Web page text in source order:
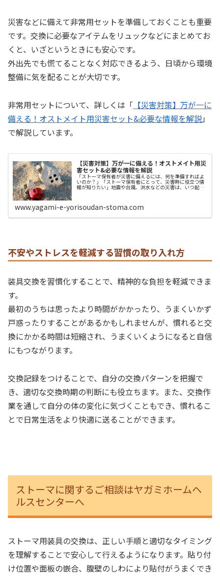
災害などに備えて非常用セットを準備しておくことも重要
です。交換に必要なアイテムをリュックなどにまとめてお
くと、いざというときにも安心です。
外出先でも慌てることなく対応できるよう、日頃から環境
整備に気を配ることが大切です。
非常用セットについて、詳しくは「 【災害対策】万が一に
備える！オストメイト用災害セット&必要な情報を解説」
で解説しています。
【災害対策】万が一に備える！オストメイト用災
害セット&必要な情報を解説
「ストーマ保有者が災害に備えるには、何を準備すればよ
いのか？」「ストーマ保有者にとって、災害時に役立つ情
報が知りたい」地震や台風、洪水などの災害は、いつ起こ
www.yagami-e-yorisoudan-stoma.com
不安やストレスを軽減する習慣の取り入れ方
装具交換を習慣化することで、精神的な負担を軽減できま
す。
最初のうちは思ったより時間がかかったり、うまくいかず
戸惑ったりすることがあるかもしれませんが、慣れると交
換にかかる時間は短縮され、うまくいくようになると自信
にもつながります。
交換記録をつけることで、自分の交換パターンを把握で
き、適切な交換時期の判断にも役立ちます。また、交換作
業を通して自分の体の変化に気づくこともでき、慣れるこ
とで日常生活をより快適に送ることができます。
ストーマに関するご相談はヤガミホームヘ
ルスセンターへ
ストーマ用装具の交換は、正しい手順と適切なタイミング
を理解することで安心して行えるようになります。貼り付
け位置や面板の嵌合、腹壁のしわにより貼付がうまくでき